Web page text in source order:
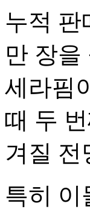
누적 판
만 장
세라핌
때 두
겨질 전
특히 이